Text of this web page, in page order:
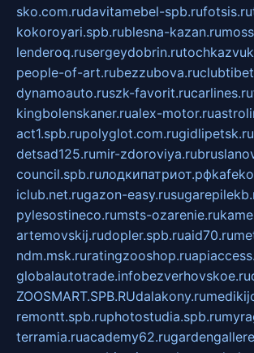
sko.com.rudavitamebel-spb.rufotsis.ru
kokoroyari.spb.rublesna-kazan.ru
lenderoq.rusergeydobrin.ru
people-of-art.rubezzubova.ru
dynamoauto.ruszk-favorit.rucarlines.ru
kingbolenskaner.rualex-motor.ru
act1.spb.rupolyglot.com.rugidlipetsk.ru
detsad125.rumir-zdoroviya.ru
council.spb.ruлодкипатриот.рф
iclub.net.rugazon-easy.ru
pylesostineco.rumsts-ozarenie.ru
artemovskij.rudopler.spb.ruaid70.ru
ndm.msk.ruratingzooshop.ru
globalautotrade.infobezverhovskoe.ru
ZOOSMART.SPB.RUdalakony.ru
remontt.spb.ruphotostudia.spb.ru
terramia.ruacademy62.ru